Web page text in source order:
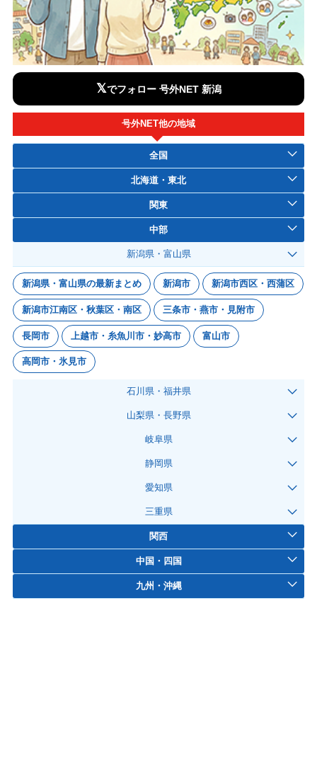
𝕏でフォロー 号外NET 新潟
号外NET他の地域
全国
北海道・東北
関東
中部
新潟県・富山県
新潟県・富山県の最新まとめ 新潟市 新潟市西区・西蒲区
新潟市江南区・秋葉区・南区 三条市・燕市・見附市
長岡市 上越市・糸魚川市・妙高市 富山市
高岡市・氷見市
石川県・福井県
山梨県・長野県
岐阜県
静岡県
愛知県
三重県
関西
中国・四国
九州・沖縄